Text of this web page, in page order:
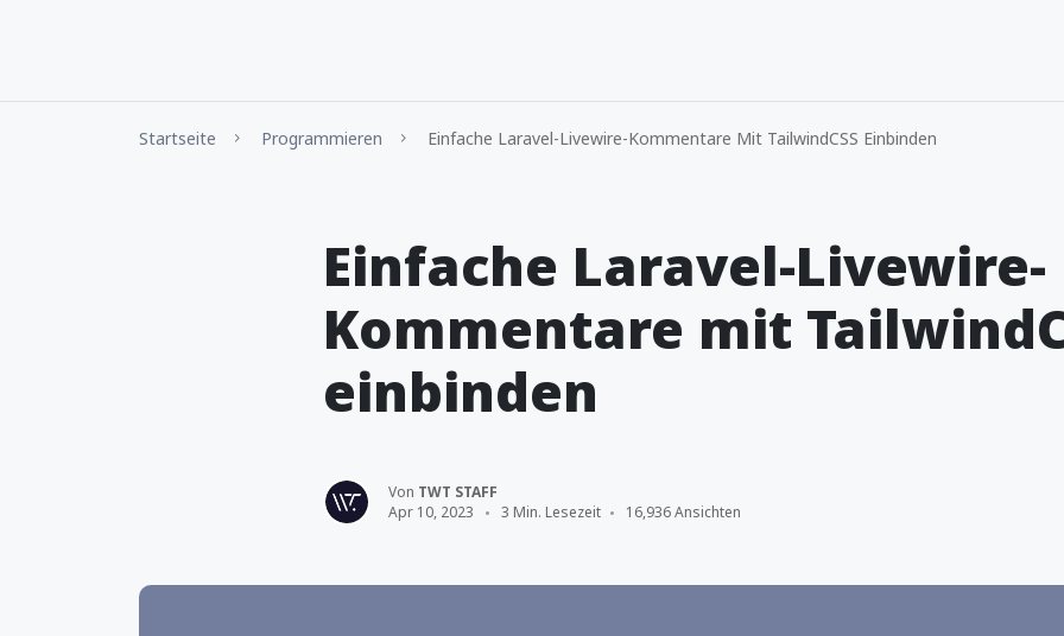
Startseite Programmieren Einfache Laravel-Livewire-Kommentare Mit TailwindCSS Einbinden
Einfache Laravel-Livewire-
Kommentare mit
einbinden
Von TWT STAFF
Apr 10, 2023
3 Min. Lesezeit 16,936 Ansichten